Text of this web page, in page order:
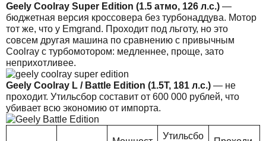
Geely Coolray Super Edition (1.5 атмо, 126 л.с.) —
бюджетная версия кроссовера без турбонаддува. Мотор
тот же, что у Emgrand. Проходит под льготу, но это
совсем другая машина по сравнению с привычным
Coolray с турбомотором: медленнее, проще, зато
неприхотливее.
Geely Coolray L / Battle Edition (1.5T, 181 л.с.) — не
проходит. Утильсбор составит от 600 000 рублей, что
убивает всю экономию от импорта.
Утильсбо